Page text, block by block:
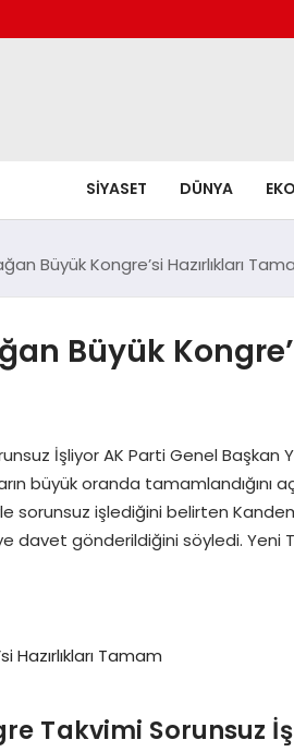
SIYASET DÜNYA
Büyük Kongre’si Hazırlıkları
Büyük
İşliyor AK Parti Genel Başkan
büyük oranda tamamlandığını
sorunsuz işlediğini belirten
davet gönderildiğini söyledi. Yeni
Takvimi Sorunsuz